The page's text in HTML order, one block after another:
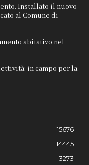
Installato il nuovo
al Comune di
abitativo nel
in campo per la
15676
14445
3273